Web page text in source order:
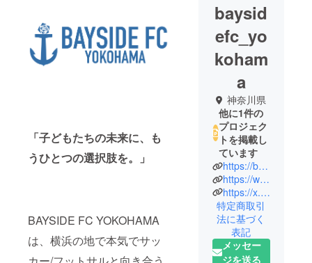
「子どもたちの未来に、も
うひとつの選択肢を。」
BAYSIDE FC YOKOHAMA
は、横浜の地で本気でサッ
baysid
efc_yo
koham
a
神奈川県
他に1件の
プロジェク
トを掲載し
ています
https://baysidefcyokohama.com/
https://www.instagram.com/baysidefc_yokohama?igsh=bDRqYzN6cm93NHd5
https://x.com/bayfc_yokohama?s=21
特定商取引
法に基づく
表記
メッセー
ジを送る